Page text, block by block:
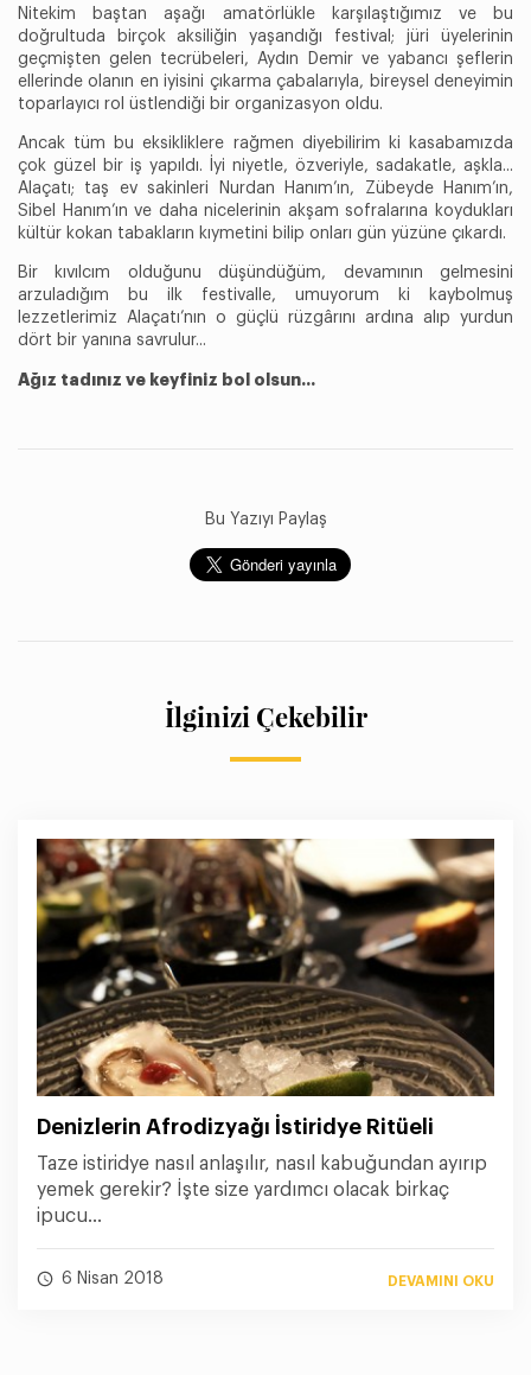
Nitekim baştan aşağı amatörlükle karşılaştığımız ve bu
doğrultuda birçok aksiliğin yaşandığı festival; jüri üyelerinin
geçmişten gelen tecrübeleri, Aydın Demir ve yabancı şeflerin
ellerinde olanın en iyisini çıkarma çabalarıyla, bireysel deneyimin
toparlayıcı rol üstlendiği bir organizasyon oldu.
Ancak tüm bu eksikliklere rağmen diyebilirim ki kasabamızda
çok güzel bir iş yapıldı. İyi niyetle, özveriyle, sadakatle, aşkla...
Alaçatı; taş ev sakinleri Nurdan Hanım’ın, Zübeyde Hanım’ın,
Sibel Hanım’ın ve daha nicelerinin akşam sofralarına koydukları
kültür kokan tabakların kıymetini bilip onları gün yüzüne çıkardı.
Bir kıvılcım olduğunu düşündüğüm, devamının gelmesini
arzuladığım bu ilk festivalle, umuyorum ki kaybolmuş
lezzetlerimiz Alaçatı’nın o güçlü rüzgârını ardına alıp yurdun
dört bir yanına savrulur...
Ağız tadınız ve keyfiniz bol olsun...
Bu Yazıyı Paylaş
İlginizi Çekebilir
Denizlerin Afrodizyağı İstiridye Ritüeli
Taze istiridye nasıl anlaşılır, nasıl kabuğundan ayırıp
yemek gerekir? İşte size yardımcı olacak birkaç
ipucu...
6 Nisan 2018 DEVAMINI OKU